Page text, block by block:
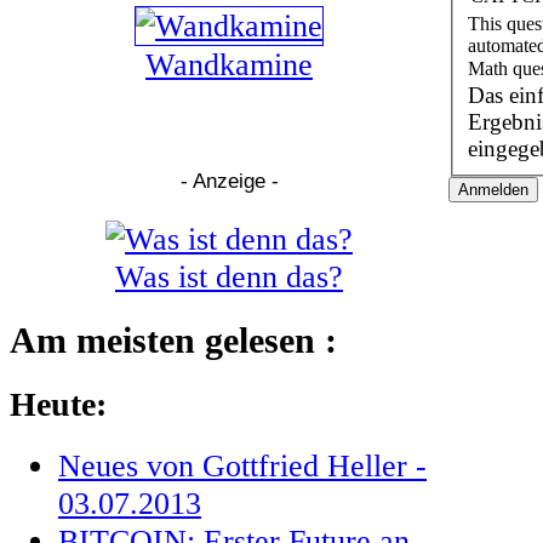
Wandkamine
- Anzeige -
Was ist denn das?
Am meisten gelesen :
Heute:
Neues von Gottfried Heller -
03.07.2013
This
Math
Das
Ergebnis